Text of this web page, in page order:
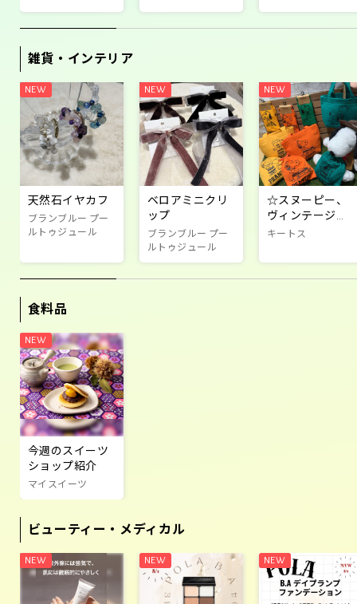
雑貨・インテリア
天然石イヤカフ
ブランブルー プー
ルトゥジュール
ベロアミニクリ
ップ
ブランブルー プー
ルトゥジュール
☆スヌーピー、
ヴィンテージ商
品☆
キートス
食料品
今週のスイーツ
ショップ紹介
マイスイーツ
ビューティー・メディカル